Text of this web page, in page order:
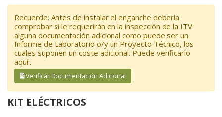
Recuerde: Antes de instalar el enganche debería
comprobar si le requerirán en la inspección de la ITV
alguna documentación adicional como puede ser un
Informe de Laboratorio o/y un Proyecto Técnico, los
cuales suponen un coste adicional. Puede verificarlo
aquí:.
Verificar Documentación Adicional
KIT ELÉCTRICOS